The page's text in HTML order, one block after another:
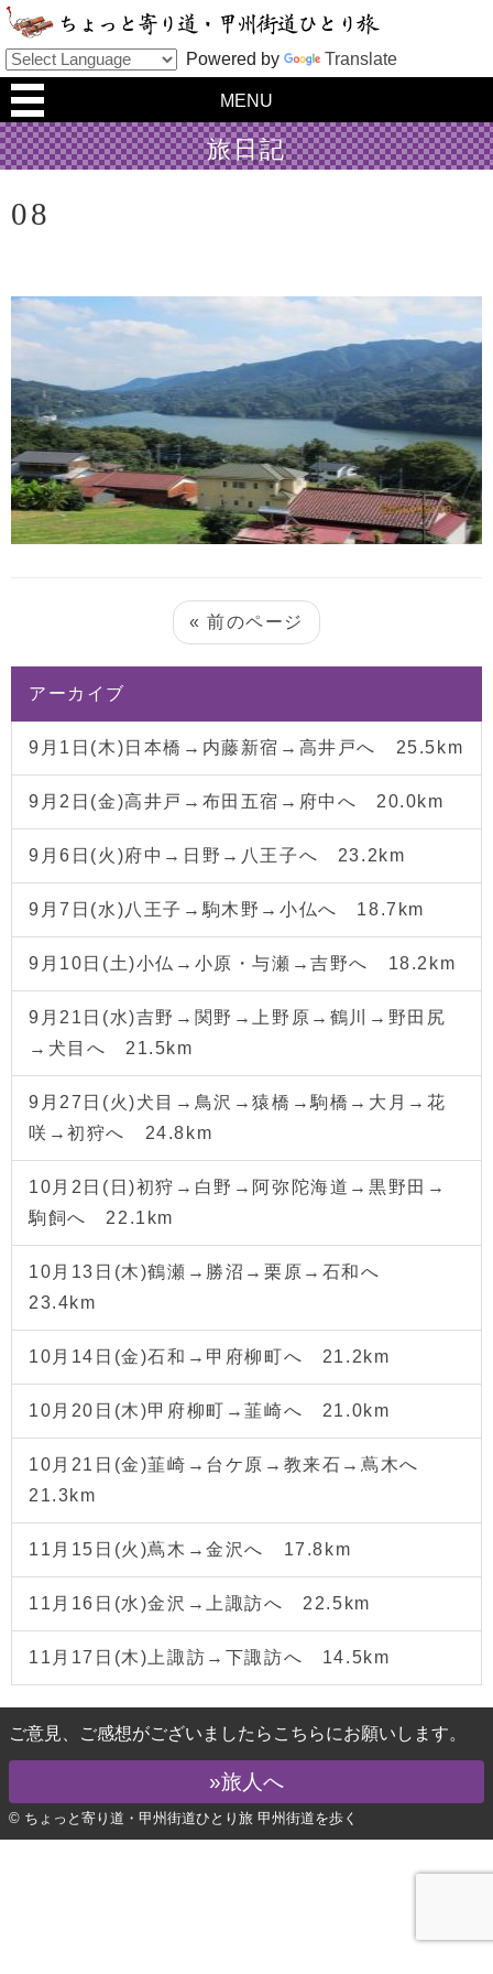
Powered by Translate
MENU
旅日記
08
« 前のページ
アーカイブ
9月1日(木)日本橋→内藤新宿→高井戸へ 25.5km
9月2日(金)高井戸→布田五宿→府中へ 20.0km
9月6日(火)府中→日野→八王子へ 23.2km
9月7日(水)八王子→駒木野→小仏へ 18.7km
9月10日(土)小仏→小原・与瀬→吉野へ 18.2km
9月21日(水)吉野→関野→上野原→鶴川→野田尻
→犬目へ 21.5km
9月27日(火)犬目→鳥沢→猿橋→駒橋→大月→花
咲→初狩へ 24.8km
10月2日(日)初狩→白野→阿弥陀海道→黒野田→
駒飼へ 22.1km
10月13日(木)鶴瀬→勝沼→栗原→石和へ
23.4km
10月14日(金)石和→甲府柳町へ 21.2km
10月20日(木)甲府柳町→韮崎へ 21.0km
10月21日(金)韮崎→台ケ原→教来石→蔦木へ
21.3km
11月15日(火)蔦木→金沢へ 17.8km
11月16日(水)金沢→上諏訪へ 22.5km
11月17日(木)上諏訪→下諏訪へ 14.5km
ご意見、ご感想がございましたらこちらにお願いします。
»旅人へ
© ちょっと寄り道・甲州街道ひとり旅 甲州街道を歩く